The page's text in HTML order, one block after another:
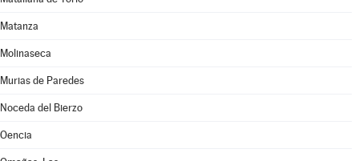
Matanza
Molinaseca
Murias de Paredes
Noceda del Bierzo
Oencia